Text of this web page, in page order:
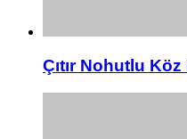
Çıtır Nohutlu